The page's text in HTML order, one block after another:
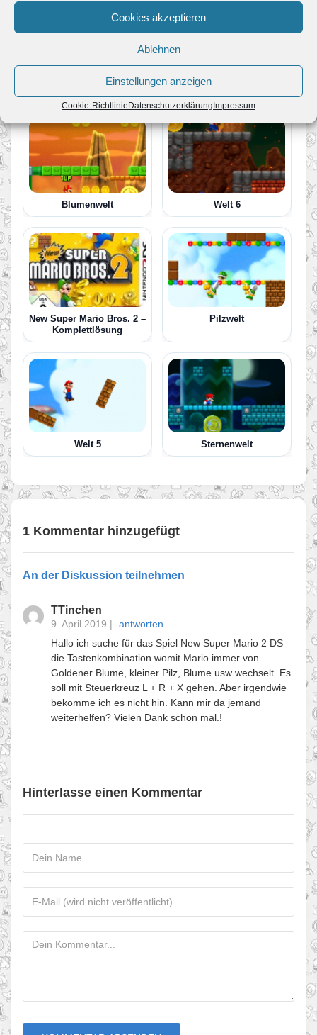
Cookies akzeptieren
Ablehnen
Einstellungen anzeigen
Cookie-Richtlinie Datenschutzerklärung Impressum
2 von 13
Weitere Lösungen zum Spiel
Blumenwelt Welt 6
New Super Mario Bros. 2 –
Komplettlösung
Pilzwelt
Welt 5 Sternenwelt
1 Kommentar hinzugefügt
An der Diskussion teilnehmen
TTinchen
9. April 2019 |
antworten
Hallo ich suche für das Spiel New Super Mario 2 DS
die Tastenkombination womit Mario immer von
Goldener Blume, kleiner Pilz, Blume usw wechselt. Es
soll mit Steuerkreuz L + R + X gehen. Aber irgendwie
bekomme ich es nicht hin. Kann mir da jemand
weiterhelfen? Vielen Dank schon mal.!
Hinterlasse einen Kommentar